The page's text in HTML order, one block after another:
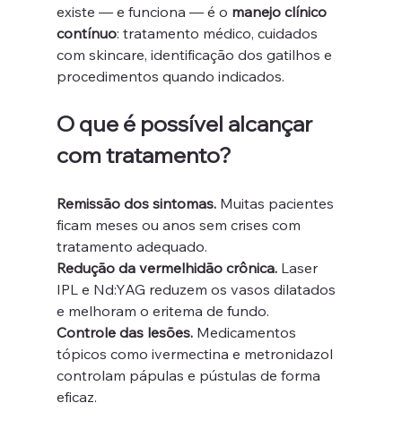
existe — e funciona — é o manejo clínico
contínuo: tratamento médico, cuidados
com skincare, identificação dos gatilhos e
procedimentos quando indicados.
O que é possível alcançar
com tratamento?
Remissão dos sintomas. Muitas pacientes
ficam meses ou anos sem crises com
tratamento adequado.
Redução da vermelhidão crônica. Laser
IPL e Nd:YAG reduzem os vasos dilatados
e melhoram o eritema de fundo.
Controle das lesões. Medicamentos
tópicos como ivermectina e metronidazol
controlam pápulas e pústulas de forma
eficaz.